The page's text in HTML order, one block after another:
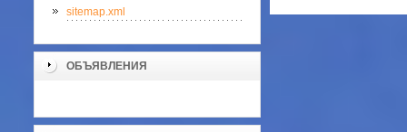
sitemap.xml
ОБЪЯВЛЕНИЯ